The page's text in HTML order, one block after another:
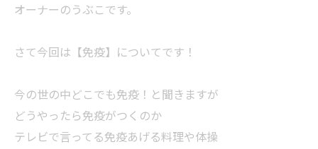
オーナーのうぶこです。
さて今回は【免疫】についてです！
今の世の中どこでも免疫！と聞きますが
どうやったら免疫がつくのか
テレビで言ってる免疫あげる料理や体操